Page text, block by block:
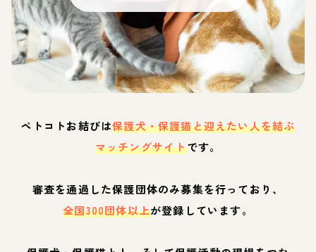
ペトコトお結びは保護犬・保護猫と迎えたい人を結ぶ
マッチングサイトです。
審査を通過した保護団体のみ募集を行っており、
全国300団体以上が登録しています。